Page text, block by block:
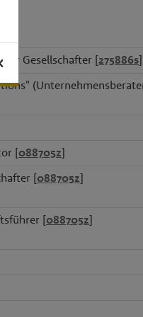
Gesellschafter [275886s]
[088705z]
[088705z]
[088705z]